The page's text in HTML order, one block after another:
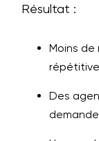
Résultat :
Moins de
Des